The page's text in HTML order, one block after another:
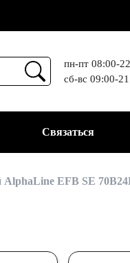
пн-пт 08:00-
сб-вс 09:00-
Связаться
EFB SE